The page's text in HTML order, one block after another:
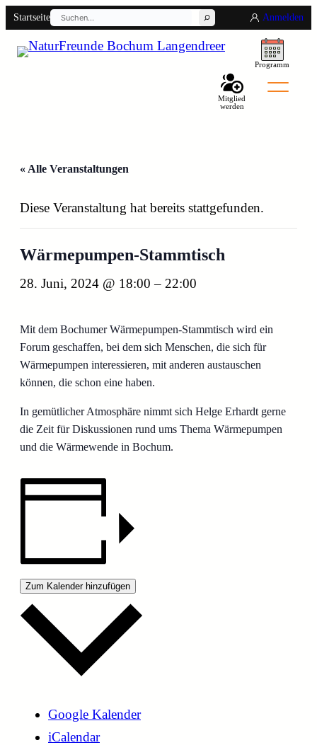
Startseite
Suchen
Anmelden
Programm
Mitglied
werden
« Alle Veranstaltungen
Diese Veranstaltung hat bereits stattgefunden.
Wärmepumpen-Stammtisch
28. Juni, 2024 @ 18:00 – 22:00
Mit dem Bochumer Wärmepumpen-Stammtisch wird ein
Forum geschaffen, bei dem sich Menschen, die sich für
Wärmepumpen interessieren, mit anderen austauschen
können, die schon eine haben.
In gemütlicher Atmosphäre nimmt sich Helge Erhardt gerne
die Zeit für Diskussionen rund ums Thema Wärmepumpen
und die Wärmewende in Bochum.
Zum Kalender hinzufügen
Google Kalender
iCalendar